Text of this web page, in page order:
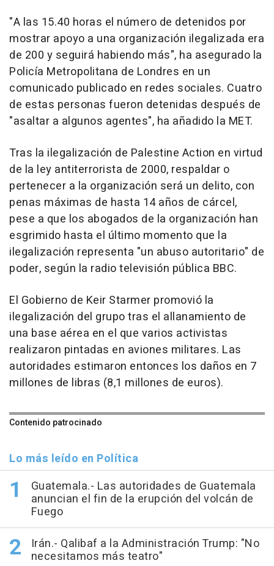
"A las 15.40 horas el número de detenidos por
mostrar apoyo a una organización ilegalizada era
de 200 y seguirá habiendo más", ha asegurado la
Policía Metropolitana de Londres en un
comunicado publicado en redes sociales. Cuatro
de estas personas fueron detenidas después de
"asaltar a algunos agentes", ha añadido la MET.
Tras la ilegalización de Palestine Action en virtud
de la ley antiterrorista de 2000, respaldar o
pertenecer a la organización será un delito, con
penas máximas de hasta 14 años de cárcel,
pese a que los abogados de la organización han
esgrimido hasta el último momento que la
ilegalización representa "un abuso autoritario" de
poder, según la radio televisión pública BBC.
El Gobierno de Keir Starmer promovió la
ilegalización del grupo tras el allanamiento de
una base aérea en el que varios activistas
realizaron pintadas en aviones militares. Las
autoridades estimaron entonces los daños en 7
millones de libras (8,1 millones de euros).
Contenido patrocinado
Lo más leído en Política
Guatemala.- Las autoridades de Guatemala
anuncian el fin de la erupción del volcán de
Fuego
Irán.- Qalibaf a la Administración Trump: "No
necesitamos más teatro"